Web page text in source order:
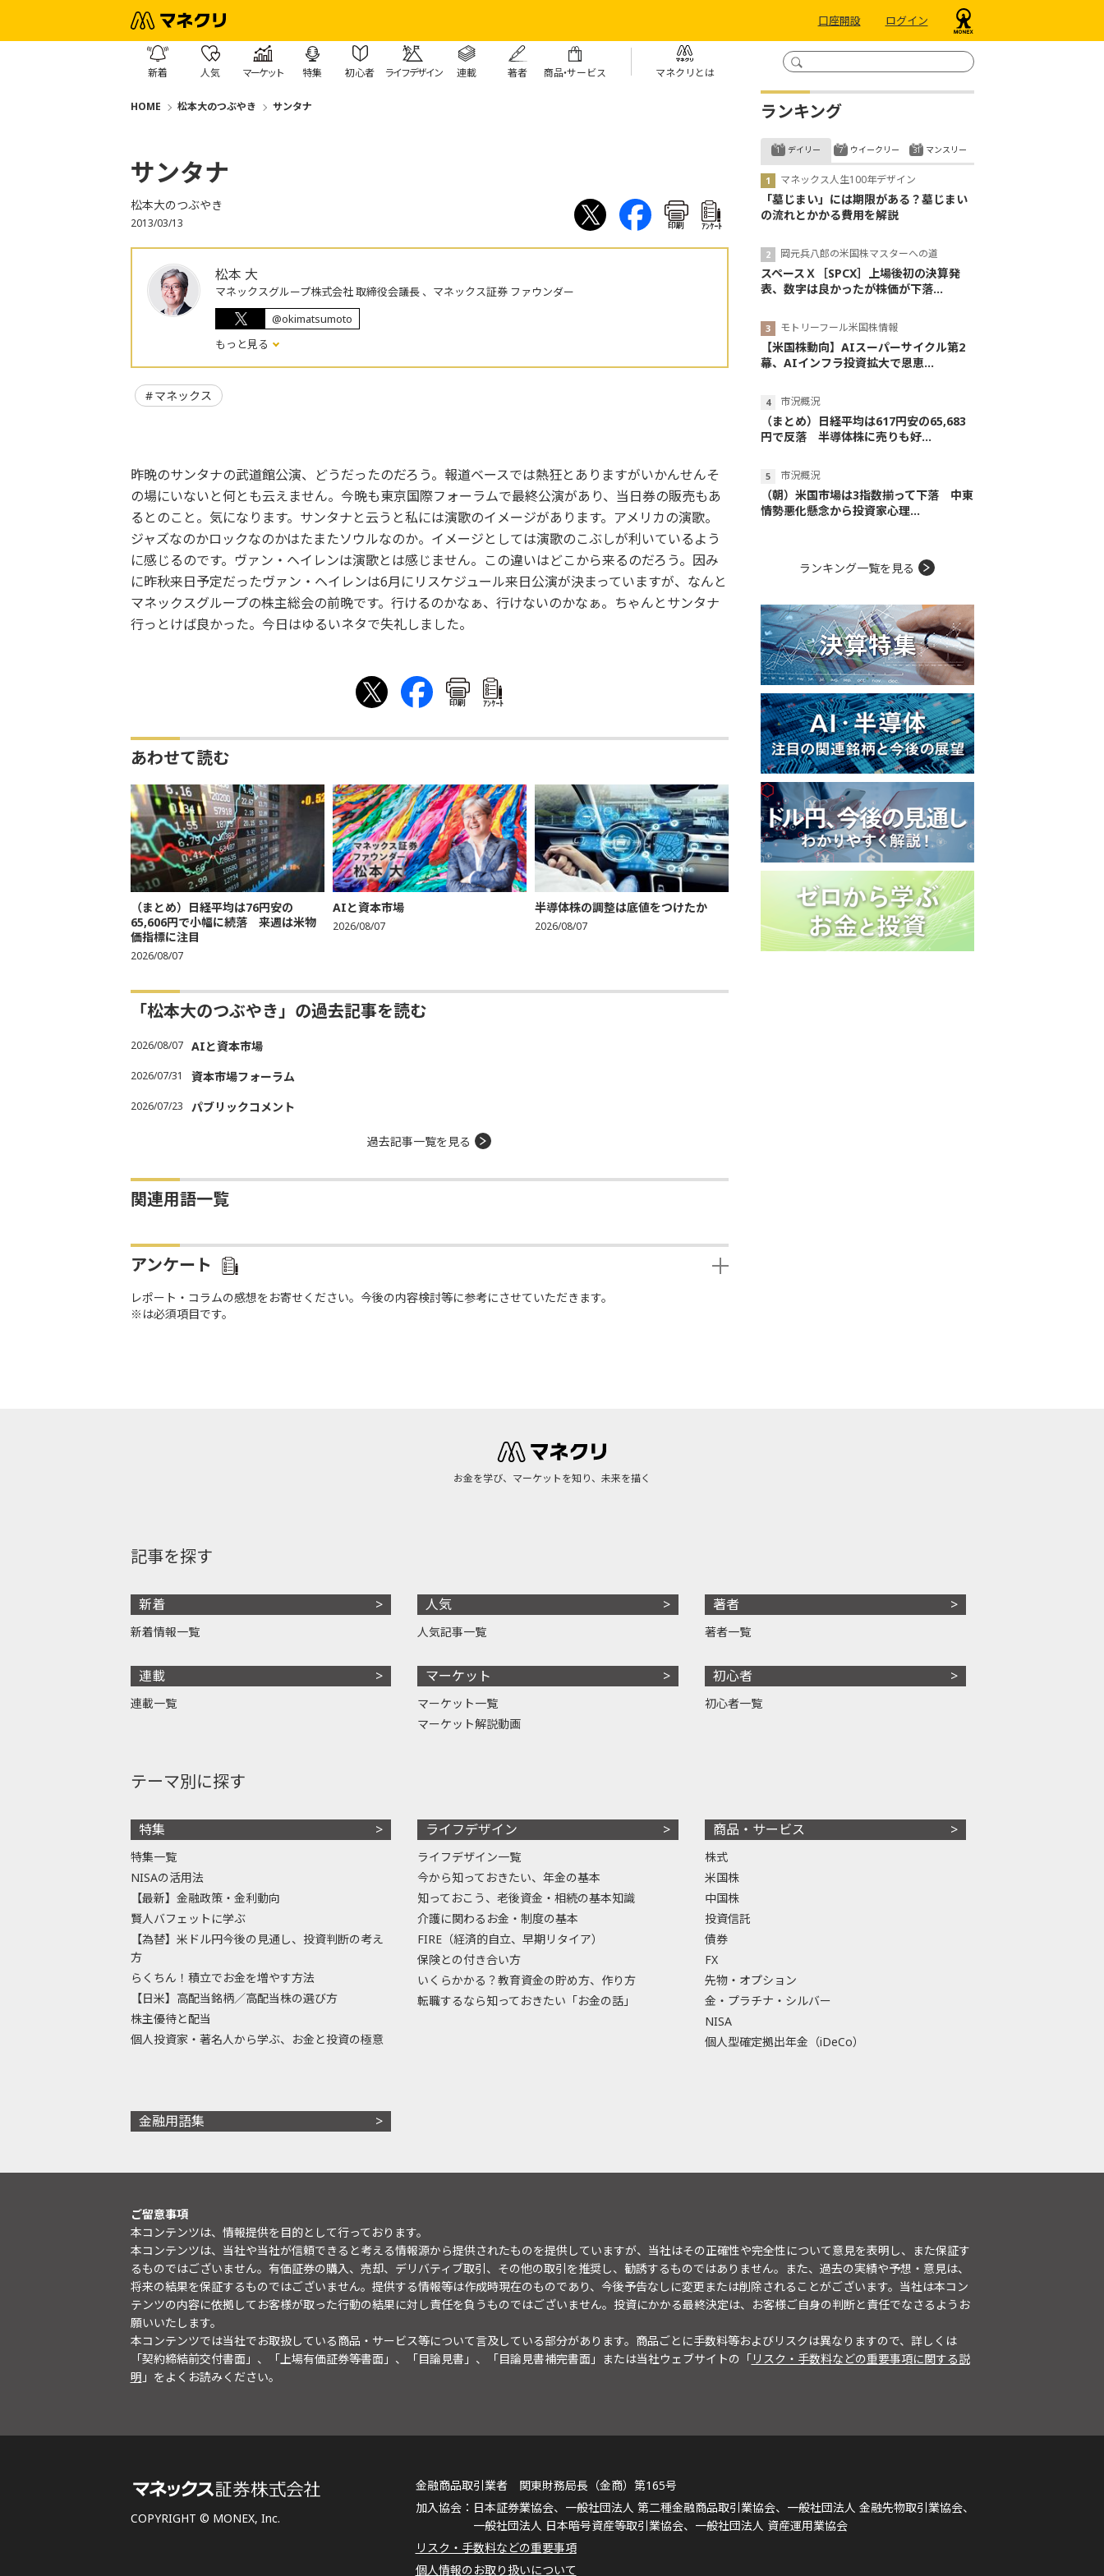
口座開設 ログイン
新着 人気 マーケット 特集 初心者 ライフデザイン 連載 著者 商品・サービス マネクリとは
HOME 松本大のつぶやき サンタナ
サンタナ
松本大のつぶやき
2013/03/13 印刷 ｱﾝｹｰﾄ
松本 大
マネックスグループ株式会社 取締役会議長 、マネックス証券 ファウンダー
@okimatsumoto
もっと見る
マネックス
昨晩のサンタナの武道館公演、どうだったのだろう。報道ベースでは熱狂とありますがいかんせんそ
の場にいないと何とも云えません。今晩も東京国際フォーラムで最終公演があり、当日券の販売もあ
るとのこと。気になります。サンタナと云うと私には演歌のイメージがあります。アメリカの演歌。
ジャズなのかロックなのかはたまたソウルなのか。イメージとしては演歌のこぶしが利いているよう
に感じるのです。ヴァン・ヘイレンは演歌とは感じません。この違いはどこから来るのだろう。因み
に昨秋来日予定だったヴァン・ヘイレンは6月にリスケジュール来日公演が決まっていますが、なんと
マネックスグループの株主総会の前晩です。行けるのかなぁ、行けないのかなぁ。ちゃんとサンタナ
行っとけば良かった。今日はゆるいネタで失礼しました。
印刷 ｱﾝｹｰﾄ
あわせて読む
（まとめ）日経平均は76円安の
65,606円で小幅に続落 来週は米物
価指標に注目
2026/08/07
AIと資本市場
2026/08/07
半導体株の調整は底値をつけたか
2026/08/07
「松本大のつぶやき」の過去記事を読む
2026/08/07 AIと資本市場
2026/07/31 資本市場フォーラム
2026/07/23 パブリックコメント
過去記事一覧を見る
関連用語一覧
アンケート
レポート・コラムの感想をお寄せください。今後の内容検討等に参考にさせていただきます。
※は必須項目です。
ランキング
デイリー
マネックス人生100年デザイン
「墓じまい」には期限がある？墓じまい
の流れとかかる費用を解説
岡元兵八郎の米国株マスターへの道
スペースＸ［SPCX］上場後初の決算発
表、数字は良かったが株価が下落...
モトリーフール米国株情報
【米国株動向】AIスーパーサイクル第2
幕、AIインフラ投資拡大で恩恵...
市況概況
（まとめ）日経平均は617円安の65,683
円で反落 半導体株に売りも好...
市況概況
（朝）米国市場は3指数揃って下落 中東
情勢悪化懸念から投資家心理...
ウイークリー マンスリー
ランキング一覧を見る
お金を学び、マーケットを知り、未来を描く
記事を探す
新着
新着情報一覧
連載
連載一覧
人気
人気記事一覧
マーケット
マーケット一覧
マーケット解説動画
著者
著者一覧
初心者
初心者一覧
テーマ別に探す
特集
特集一覧
NISAの活用法
【最新】金融政策・金利動向
賢人バフェットに学ぶ
【為替】米ドル円今後の見通し、投資判断の考え
方
らくちん！積立でお金を増やす方法
【日米】高配当銘柄／高配当株の選び方
株主優待と配当
個人投資家・著名人から学ぶ、お金と投資の極意
ライフデザイン
ライフデザイン一覧
今から知っておきたい、年金の基本
知っておこう、老後資金・相続の基本知識
介護に関わるお金・制度の基本
FIRE（経済的自立、早期リタイア）
保険との付き合い方
いくらかかる？教育資金の貯め方、作り方
転職するなら知っておきたい「お金の話」
商品・サービス
株式
米国株
中国株
投資信託
債券
FX
先物・オプション
金・プラチナ・シルバー
NISA
個人型確定拠出年金（iDeCo）
金融用語集
ご留意事項
本コンテンツは、情報提供を目的として行っております。
本コンテンツは、当社や当社が信頼できると考える情報源から提供されたものを提供していますが、当社はその正確性や完全性について意見を表明し、また保証す
るものではございません。有価証券の購入、売却、デリバティブ取引、その他の取引を推奨し、勧誘するものではありません。また、過去の実績や予想・意見は、
将来の結果を保証するものではございません。提供する情報等は作成時現在のものであり、今後予告なしに変更または削除されることがございます。当社は本コン
テンツの内容に依拠してお客様が取った行動の結果に対し責任を負うものではございません。投資にかかる最終決定は、お客様ご自身の判断と責任でなさるようお
願いいたします。
本コンテンツでは当社でお取扱している商品・サービス等について言及している部分があります。商品ごとに手数料等およびリスクは異なりますので、詳しくは
「契約締結前交付書面」、「上場有価証券等書面」、「目論見書」、「目論見書補完書面」または当社ウェブサイトの「リスク・手数料などの重要事項に関する説
明 」をよくお読みください。
COPYRIGHT © MONEX, Inc.
金融商品取引業者 関東財務局長（金商）第165号
日本証券業協会、一般社団法人 第二種金融商品取引業協会、一般社団法人 金融先物取引業協会、
一般社団法人 日本暗号資産等取引業協会、一般社団法人 資産運用業協会
リスク・手数料などの重要事項
個人情報のお取り扱いについて